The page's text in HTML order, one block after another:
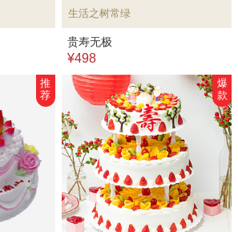
生活之树常绿
贵寿无极
¥498
推
荐
爆
款